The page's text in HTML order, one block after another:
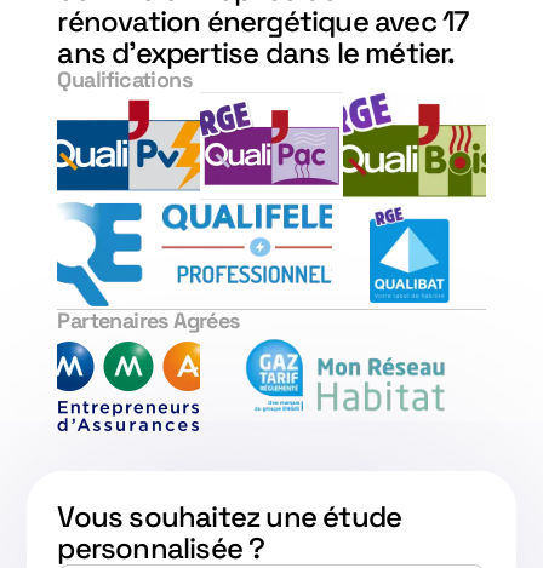
rénovation énergétique avec 17
ans d'expertise dans le métier.
Qualifications
Partenaires Agrées
Vous souhaitez une étude
personnalisée ?